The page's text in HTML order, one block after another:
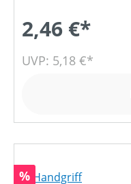
2,46 €*
UVP: 5,18 €*
Rabatt
%